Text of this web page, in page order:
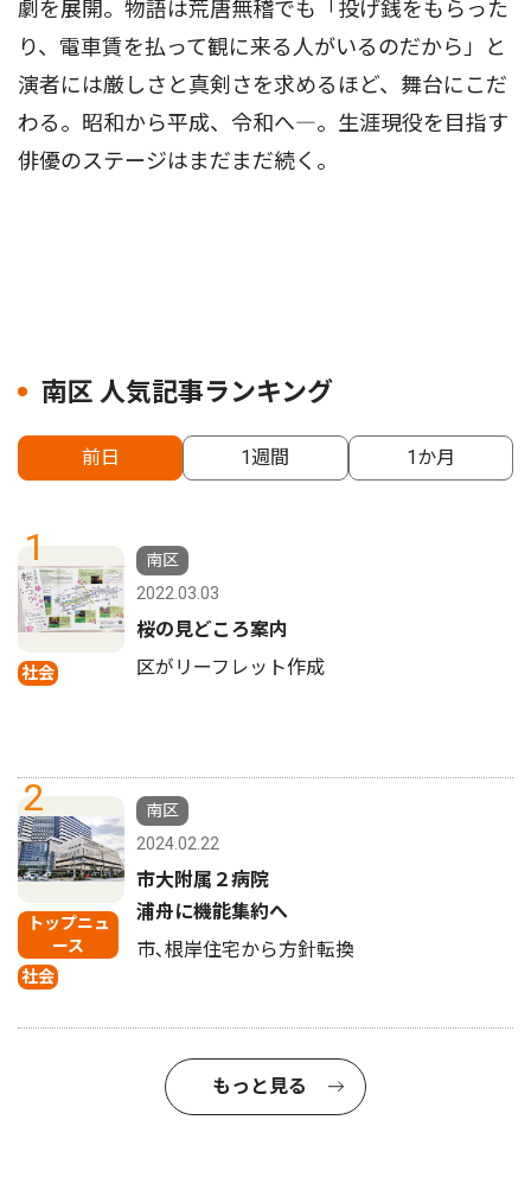
劇を展開。物語は荒唐無稽でも「投げ銭をもらった
り、電車賃を払って観に来る人がいるのだから」と
演者には厳しさと真剣さを求めるほど、舞台にこだ
わる。昭和から平成、令和へ―。生涯現役を目指す
俳優のステージはまだまだ続く。
南区 人気記事ランキング
前日 1週間 1か月
1
社会
南区
2022.03.03
桜の見どころ案内
区がリーフレット作成
2
トップニュ
ース
社会
南区
2024.02.22
市大附属２病院
浦舟に機能集約へ
市､根岸住宅から方針転換
もっと見る